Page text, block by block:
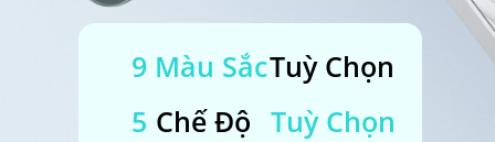
9 Màu SắcTuỳ Chọn
5
Tuỳ Chọn
Chế Độ